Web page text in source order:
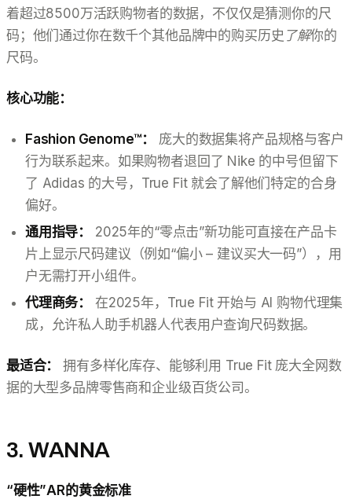
着超过8500万活跃购物者的数据，不仅仅是猜测你的尺
码；他们通过你在数千个其他品牌中的购买历史 了解你的
尺码。
核心功能：
Fashion Genome™：
庞大的数据集将产品规格与客户
行为联系起来。如果购物者退回了 Nike 的中号但留下
了 Adidas 的大号，True Fit 就会了解他们特定的合身
偏好。
通用指导：
2025年的“零点击”新功能可直接在产品卡
片上显示尺码建议（例如“偏小 – 建议买大一码”），用
户无需打开小组件。
代理商务：
在2025年，True Fit 开始与 AI 购物代理集
成，允许私人助手机器人代表用户查询尺码数据。
最适合：
拥有多样化库存、能够利用 True Fit 庞大全网数
据的大型多品牌零售商和企业级百货公司。
3. WANNA
“硬性”AR的黄金标准